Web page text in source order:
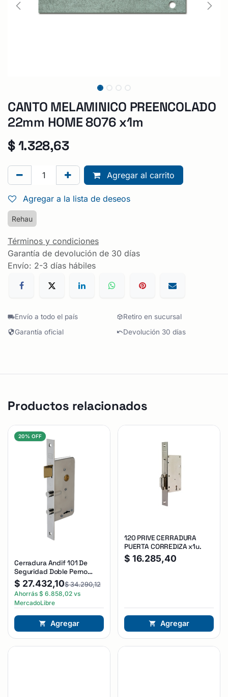
CANTO MELAMINICO PREENCOLADO
22mm HOME 8076 x1m
$1.328,63
Agregar al carrito
Agregar a la lista de deseos
Rehau
Términos y condiciones
Garantía de devolución de 30 días
Envío: 2-3 días hábiles
Envío a todo el país
Retiro en sucursal
Garantía oficial
Devolución 30 días
Productos relacionados
20% OFF
Cerradura Andif 101 De
Seguridad Doble Perno
Reforzada Plateado
$ 27.432,10$34.290,12
Ahorrás $ 6.858,02 vs
MercadoLibre
Agregar
120 PRIVE CERRADURA
PUERTA CORREDIZA x1u.
$ 16.285,40
Agregar